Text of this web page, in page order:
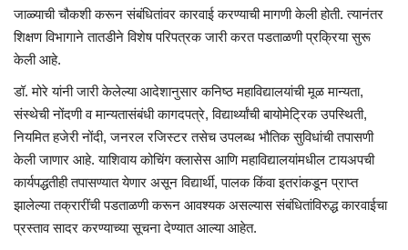
जाळ्याची चौकशी करून संबंधितांवर कारवाई करण्याची मागणी केली होती. त्यानंतर
शिक्षण विभागाने तातडीने विशेष परिपत्रक जारी करत पडताळणी प्रक्रिया सुरू
केली आहे.
डॉ. मोरे यांनी जारी केलेल्या आदेशानुसार कनिष्ठ महाविद्यालयांची मूळ मान्यता,
संस्थेची नोंदणी व मान्यतासंबंधी कागदपत्रे, विद्यार्थ्यांची बायोमेट्रिक उपस्थिती,
नियमित हजेरी नोंदी, जनरल रजिस्टर तसेच उपलब्ध भौतिक सुविधांची तपासणी
केली जाणार आहे. याशिवाय कोचिंग क्लासेस आणि महाविद्यालयांमधील टायअपची
कार्यपद्धतीही तपासण्यात येणार असून विद्यार्थी, पालक किंवा इतरांकडून प्राप्त
झालेल्या तक्रारींची पडताळणी करून आवश्यक असल्यास संबंधितांविरुद्ध कारवाईचा
प्रस्ताव सादर करण्याच्या सूचना देण्यात आल्या आहेत.